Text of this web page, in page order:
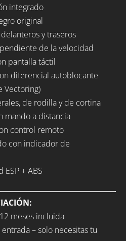
integrado
original
y traseros
de la velocidad
pantalla táctil
diferencial autoblocante
Vectoring)
de rodilla y de cortina
mando a distancia
control remoto
con indicador de
+ ABS
meses incluida
– solo necesitas tu